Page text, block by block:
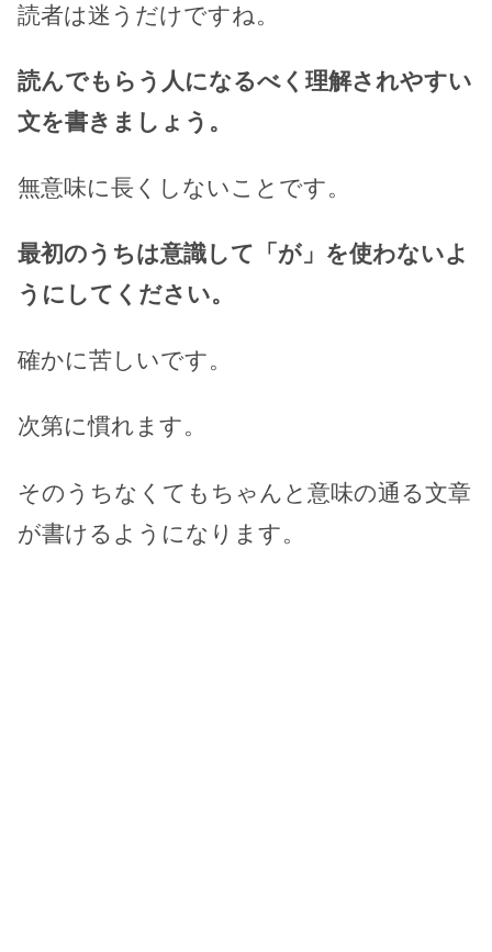
読者は迷うだけですね。
読んでもらう人になるべく理解されやすい
文を書きましょう。
無意味に長くしないことです。
最初のうちは意識して「が」を使わないよ
うにしてください。
確かに苦しいです。
次第に慣れます。
そのうちなくてもちゃんと意味の通る文章
が書けるようになります。